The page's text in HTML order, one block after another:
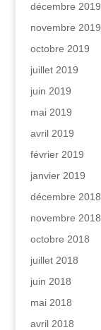
décembre 2019
novembre 2019
octobre 2019
juillet 2019
juin 2019
mai 2019
avril 2019
février 2019
janvier 2019
décembre 2018
novembre 2018
octobre 2018
juillet 2018
juin 2018
mai 2018
avril 2018